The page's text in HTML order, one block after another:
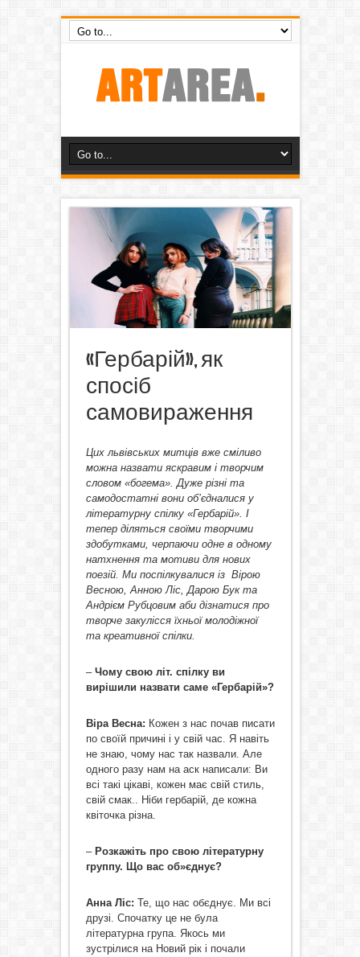
«Гербарій», як
спосіб
самовираження
Цих львівських митців вже сміливо
можна назвати яскравим і творчим
словом «богема». Дуже різні та
самодостатні вони об’єдналися у
літературну спілку «Гербарій». І
тепер діляться своїми творчими
здобутками, черпаючи одне в одному
натхнення та мотиви для нових
поезій. Ми поспілкувалися із Вірою
Весною, Анною Ліс, Дарою Бук та
Андрієм Рубцовим аби дізнатися про
творче закулісся їхньої молодіжної
та креативної спілки.
– Чому свою літ. спілку ви
вирішили назвати саме «Гербарій»?
Віра Весна: Кожен з нас почав писати
по своїй причині і у свій час. Я навіть
не знаю, чому нас так назвали. Але
одного разу нам на аск написали: Ви
всі такі цікаві, кожен має свій стиль,
свій смак.. Ніби гербарій, де кожна
квіточка різна.
– Розкажіть про свою літературну
группу. Що вас об»єднує?
Анна Ліс: Те, що нас обєднує. Ми всі
друзі. Спочатку це не була
літературна група. Якось ми
зустрілися на Новий рік і почали